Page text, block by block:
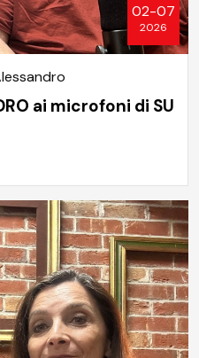
02-07
2026
ai microfoni di SU